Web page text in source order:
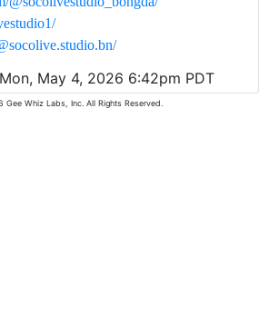
May 4, 2026 6:42pm PDT
Whiz Labs, Inc. All Rights Reserved.